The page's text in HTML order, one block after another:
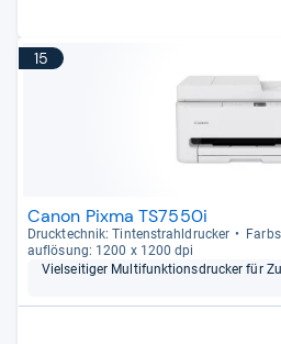
15
Canon Pixma TS7550i
Druck­tech­nik: Tin­ten­strahl­dru­cker
auf­lö­sung: 1200 x 1200 dpi
Viel­sei­ti­ger Mul­ti­funk­ti­ons­dru­cker für